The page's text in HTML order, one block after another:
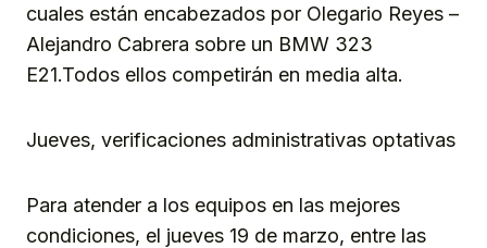
cuales están encabezados por Olegario Reyes –
Alejandro Cabrera sobre un BMW 323
E21.Todos ellos competirán en media alta.
Jueves, verificaciones administrativas optativas
Para atender a los equipos en las mejores
condiciones, el jueves 19 de marzo, entre las